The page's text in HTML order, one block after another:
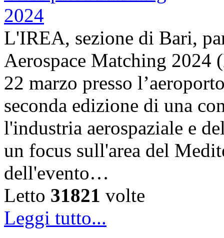
L'IREA, sezione di Bari,
Aerospace Matching
22 marzo presso
seconda edizione di una
l'industria aerospaziale e
un focus sull'area del
dell'evento…
Letto 31821 volte
Leggi tutto...